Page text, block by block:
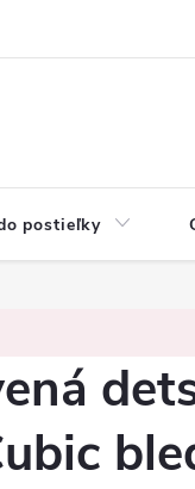
postieľky